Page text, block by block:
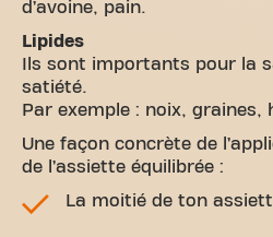
d’avoine, pain.
Lipides
Ils sont importants pour la
satiété.
Par exemple : noix, graines,
Une façon concrète de
de l’assiette équilibrée :
La moitié de ton